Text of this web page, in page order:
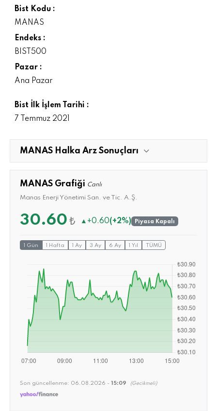
Bist Kodu :
MANAS
Endeks :
BIST500
Pazar :
Ana Pazar
Bist İlk İşlem Tarihi :
7 Temmuz 2021
MANAS Halka Arz Sonuçları
MANAS Grafiği Canlı
Manas Enerji Yönetimi San. ve Tic. A.Ş.
30.60 ₺ ▲ +0.60(+2%) Piyasa Kapalı
1 Gün 1 Hafta 1 Ay 3 Ay 6 Ay 1 Yıl TÜMÜ
Son güncellenme: 06.08.2026 - 15:09 (Gecikmeli)